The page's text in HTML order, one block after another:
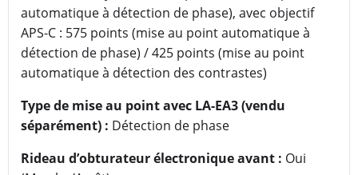
automatique à détection de phase), avec objectif
APS-C : 575 points (mise au point automatique à
détection de phase) / 425 points (mise au point
automatique à détection des contrastes)
Type de mise au point avec LA-EA3 (vendu
séparément) : Détection de phase
Rideau d’obturateur électronique avant : Oui